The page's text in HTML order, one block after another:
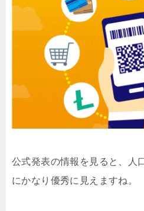
公式発表の情報を見ると、人
にかなり優秀に見えますね。